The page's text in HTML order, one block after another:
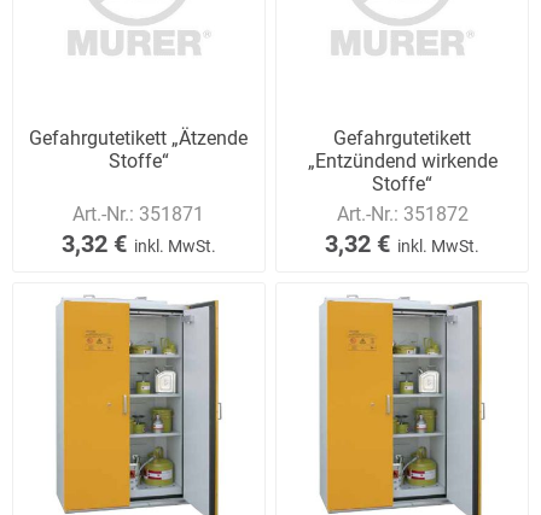
Gefahrgutetikett „Ätzende
Stoffe“
Art.-Nr.: 351871
3,32 € inkl. MwSt.
Gefahrgutetikett
„Entzündend wirkende
Stoffe“
Art.-Nr.: 351872
3,32 € inkl. MwSt.